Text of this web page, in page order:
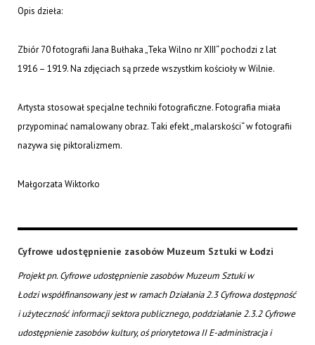
Opis dzieła:
Zbiór 70 fotografii Jana Bułhaka „Teka Wilno nr XIII“ pochodzi z lat
1916 – 1919. Na zdjęciach są przede wszystkim kościoły w Wilnie.
Artysta stosował specjalne techniki fotograficzne. Fotografia miała
przypominać namalowany obraz. Taki efekt „malarskości“ w fotografii
nazywa się piktoralizmem.
Małgorzata Wiktorko
Cyfrowe udostępnienie zasobów Muzeum Sztuki w Łodzi
Projekt pn. Cyfrowe udostępnienie zasobów Muzeum Sztuki w
Łodzi współfinansowany jest w ramach Działania 2.3 Cyfrowa dostępność
i użyteczność informacji sektora publicznego, poddziałanie 2.3.2 Cyfrowe
udostępnienie zasobów kultury, oś priorytetowa II E-administracja i